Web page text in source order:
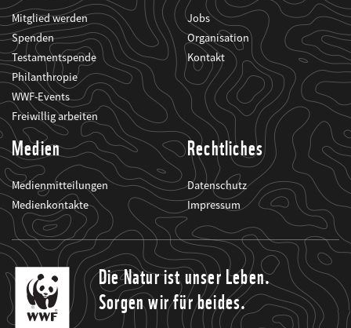
Mitglied werden
Spenden
Testamentspende
Philanthropie
WWF-Events
Freiwillig arbeiten
Jobs
Organisation
Kontakt
Medien
Medienmitteilungen
Medienkontakte
Rechtliches
Datenschutz
Impressum
Die Natur ist unser Leben.
Sorgen wir für beides.